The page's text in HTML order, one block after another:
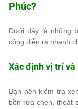
Phúc?
Dưới đây là những
công diễn ra nhanh
Xác định vị trí
Bạn nên kiểm tra
bồn rửa chén, thoát